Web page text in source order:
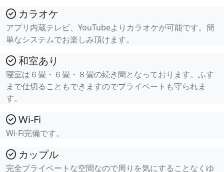
カラオケ
アプリ内蔵テレビ、YouTubeよりカラオケが可能です。簡
単なシステムでお楽しみ頂けます。
和室あり
寝室は６畳・６畳・８畳の続き間となっております。ふす
まで仕切ることもできますのでプライベートも守られま
す。
Wi-Fi
Wi-Fi完備です。
カップル
完全プライベートな空間なので周りを気にすることなくゆ